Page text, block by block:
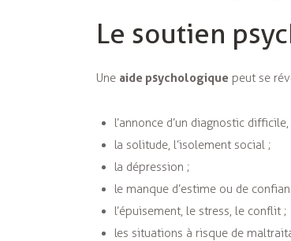
Le soutien
Une aide psychologique peut se
l’annonce d’un diagnostic
la solitude, l’isolement social ;
la dépression ;
le manque d’estime ou de
l’épuisement, le stress, le conflit ;
les situations à risque de